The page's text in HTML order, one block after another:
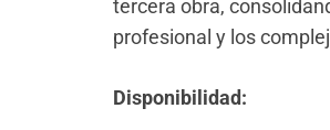
tercera obra,
profesional y los
Disponibilidad: